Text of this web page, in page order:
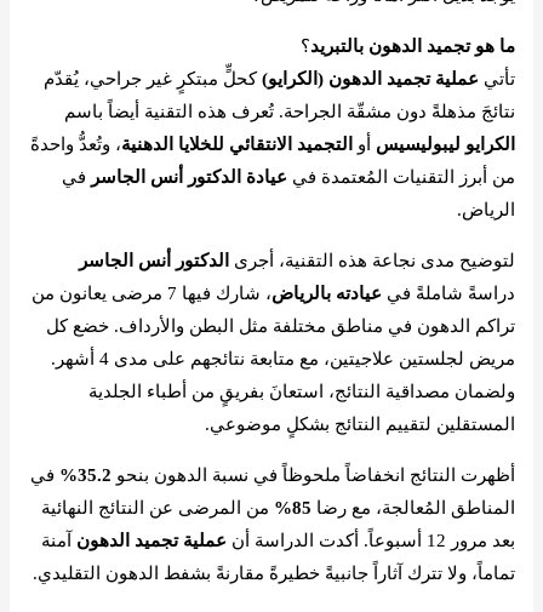
ما هو تجميد الدهون بالتبريد؟
تأتي عملية تجميد الدهون (الكرايو)كحلٍّ مبتكرٍ غير جراحي، يُقدّم
نتائجَ مذهلةً دون مشقّة الجراحة. تُعرف هذه التقنية أيضاً باسم
الكرايو ليبوليسيس أو التجميد الانتقائي للخلايا الدهنية، وتُعدُّ واحدةً
من أبرز التقنيات المُعتمدة في عيادة الدكتور أنس الجاسر في
الرياض.
لتوضيح مدى نجاعة هذه التقنية، أجرى
الدكتور أنس الجاسر
دراسةً شاملةً في عيادته بالرياض
، شارك فيها 7 مرضى يعانون من
تراكم الدهون في مناطق مختلفة مثل البطن والأرداف. خضع كل
مريض لجلستين علاجيتين، مع متابعة نتائجهم على مدى 4 أشهر.
ولضمان مصداقية النتائج، استعانَ بفريقٍ من أطباء الجلدية
المستقلين لتقييم النتائج بشكلٍ موضوعي.
أظهرت النتائج انخفاضاً ملحوظاً في نسبة الدهون بنحو 35.2%
في
المناطق المُعالجة، مع رضا 85%
من المرضى عن النتائج النهائية
بعد مرور 12 أسبوعاً. أكدت الدراسة أن
عملية تجميد الدهون آمنة
تماماً، ولا تترك آثاراً جانبيةً خطيرةً مقارنةً بشفط الدهون التقليدي.